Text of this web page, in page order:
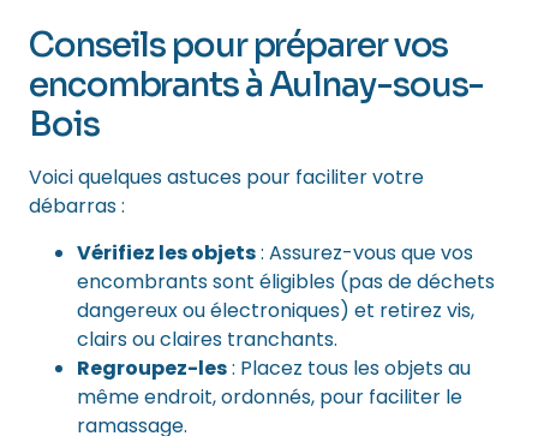
Conseils pour préparer vos
encombrants à Aulnay-sous-
Bois
Voici quelques astuces pour faciliter votre
débarras :
Vérifiez les objets: Assurez-vous que vos
encombrants sont éligibles (pas de déchets
dangereux ou électroniques) et retirez vis,
clairs ou claires tranchants.
Regroupez-les: Placez tous les objets au
même endroit, ordonnés, pour faciliter le
ramassage.